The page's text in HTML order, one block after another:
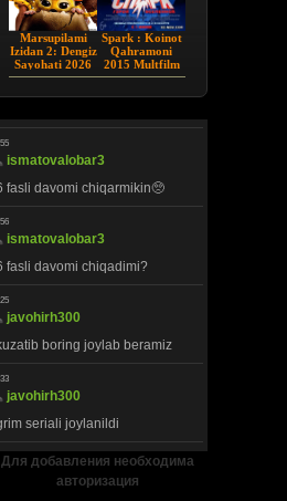
Marsupilami
Izidan 2: Dengiz
Sayohati 2026
HD Uzbek tilida
Spark : Koinot
Qahramoni
2015 Multfilm
Uzbek tilida
Для добавления необходима
авторизация